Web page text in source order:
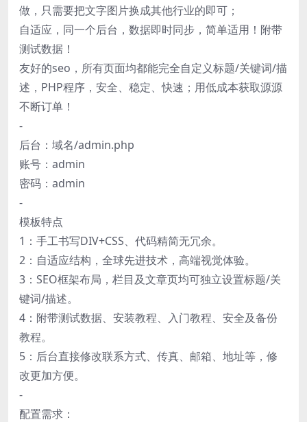
做，只需要把文字图片换成其他行业的即可；
自适应，同一个后台，数据即时同步，简单适用！附带
测试数据！
友好的seo，所有页面均都能完全自定义标题/关键词/描
述，PHP程序，安全、稳定、快速；用低成本获取源源
不断订单！
-
后台：域名/admin.php
账号：admin
密码：admin
-
模板特点
1：手工书写DIV+CSS、代码精简无冗余。
2：自适应结构，全球先进技术，高端视觉体验。
3：SEO框架布局，栏目及文章页均可独立设置标题/关
键词/描述。
4：附带测试数据、安装教程、入门教程、安全及备份
教程。
5：后台直接修改联系方式、传真、邮箱、地址等，修
改更加方便。
-
配置需求：